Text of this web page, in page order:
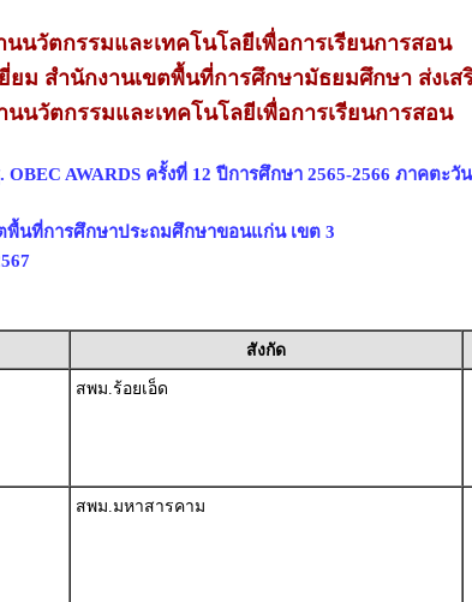
นวัตกรรมและเทคโนโลยีเพื่อการเรียนการสอน
ยม สำนักงานเขตพื้นที่การศึกษามัธยมศึกษา ส่งเส
นวัตกรรมและเทคโนโลยีเพื่อการเรียนการสอน
AWARDS ครั้งที่ 12 ปีการศึกษา 2565-2566 ภาคตะวั
พื้นที่การศึกษาประถมศึกษาขอนแก่น เขต 3
สังกัด
สพม.ร้อยเอ็ด
สพม.มหาสารคาม